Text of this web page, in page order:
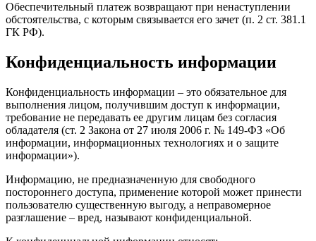
Обеспечительный платеж возвращают при ненаступлении
обстоятельства, с которым связывается его зачет (п. 2 ст. 381.1
ГК РФ).
Конфиденциальность информации
Конфиденциальность информации – это обязательное для
выполнения лицом, получившим доступ к информации,
требование не передавать ее другим лицам без согласия
обладателя (ст. 2 Закона от 27 июля 2006 г. № 149-ФЗ «Об
информации, информационных технологиях и о защите
информации»).
Информацию, не предназначенную для свободного
постороннего доступа, применение которой может принести
пользователю существенную выгоду, а неправомерное
разглашение – вред, называют конфиденциальной.